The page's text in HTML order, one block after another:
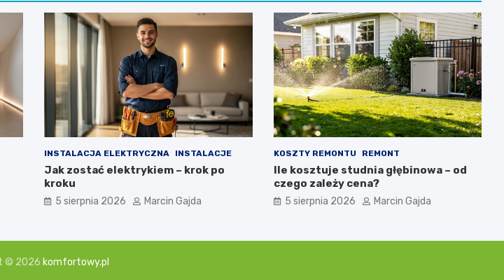
INSTALACJA ELEKTRYCZNA INSTALACJE
Jak zostać elektrykiem – krok po
kroku
5 sierpnia 2026 Marcin Gajda
KOSZTY REMONTU REMONT
Ile kosztuje studnia głębinowa – od
czego zależy cena?
5 sierpnia 2026 Marcin Gajda
© 2026 komfortowy.pl